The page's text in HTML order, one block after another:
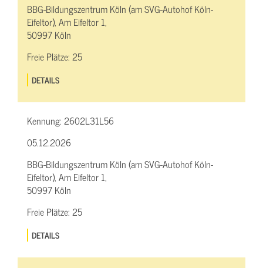
BBG-Bildungszentrum Köln (am SVG-Autohof Köln-
Eifeltor), Am Eifeltor 1,
50997 Köln
Freie Plätze:25
DETAILS
Kennung:2602L31L56
05.12.2026
BBG-Bildungszentrum Köln (am SVG-Autohof Köln-
Eifeltor), Am Eifeltor 1,
50997 Köln
Freie Plätze:25
DETAILS